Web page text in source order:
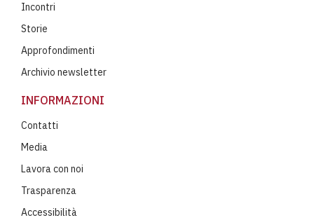
Incontri
Storie
Approfondimenti
Archivio newsletter
INFORMAZIONI
Contatti
Media
Lavora con noi
Trasparenza
Accessibilità